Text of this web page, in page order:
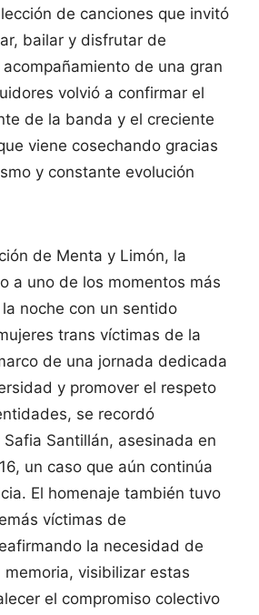
de canciones que invitó
bailar y disfrutar de
de una gran
volvió a confirmar el
de la banda y el creciente
viene cosechando gracias
y constante evolución
de Menta y Limón, la
a uno de los momentos más
noche con un sentido
trans víctimas de la
de una jornada dedicada
y promover el respeto
se recordó
Santillán, asesinada en
un caso que aún continúa
El homenaje también tuvo
víctimas de
la necesidad de
visibilizar estas
el compromiso colectivo